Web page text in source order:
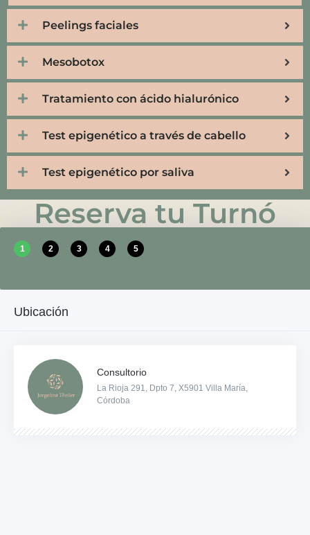
Peelings faciales
Mesobotox
Tratamiento con ácido hialurónico
Test epigenético a través de cabello
Test epigenético por saliva
Reserva tu Turnó
1 2 3 4 5
Ubicación
Consultorio
La Rioja 291, Dpto 7, X5901 Villa María,
Córdoba